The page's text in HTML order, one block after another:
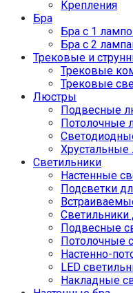
Крепления
Бра
Бра с 1
Бра с 2
Трековые и
Трековые
Трековые
Люстры
Подвесные
Потолочные
Светильники
Настенные
Подсветки
Светильники
Подвесные
Потолочные
Настенно-
LED
Накладные